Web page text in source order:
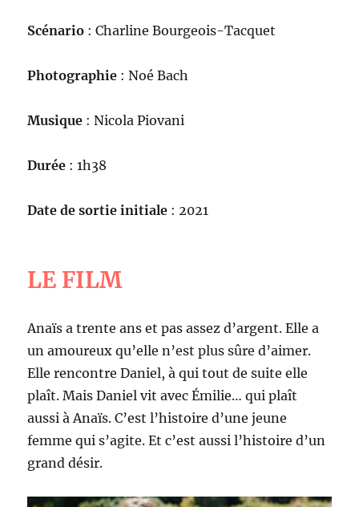
Scénario : Charline Bourgeois-Tacquet
Photographie : Noé Bach
Musique : Nicola Piovani
Durée : 1h38
Date de sortie initiale : 2021
LE FILM
Anaïs a trente ans et pas assez d’argent. Elle a
un amoureux qu’elle n’est plus sûre d’aimer.
Elle rencontre Daniel, à qui tout de suite elle
plaît. Mais Daniel vit avec Émilie… qui plaît
aussi à Anaïs. C’est l’histoire d’une jeune
femme qui s’agite. Et c’est aussi l’histoire d’un
grand désir.